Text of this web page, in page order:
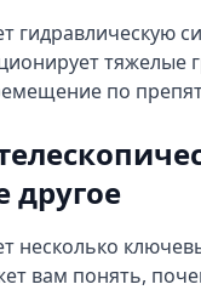
гидравлическую
по
другое
несколько
вам понять,